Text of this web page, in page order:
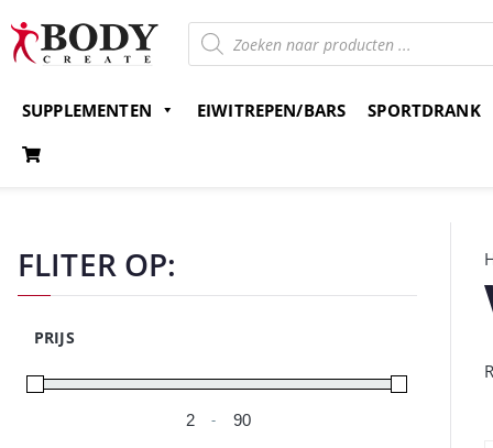
SUPPLEMENTEN EIWITREPEN/BARS SPORTDRANK
FLITER OP:
PRIJS
-